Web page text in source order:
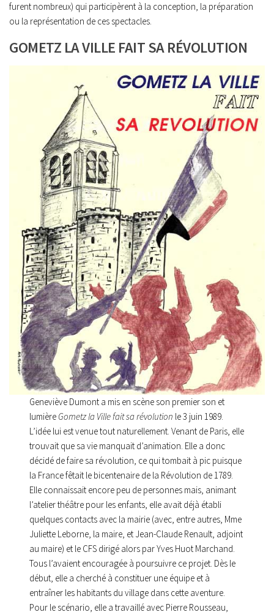
furent nombreux) qui participèrent à la conception, la préparation
ou la représentation de ces spectacles.
GOMETZ LA VILLE FAIT SA RÉVOLUTION
Geneviève Dumont a mis en scène son premier son et
lumièreGometz la Ville fait sa révolution le 3 juin 1989.
L’idée lui est venue tout naturellement. Venant de Paris, elle
trouvait que sa vie manquait d’animation. Elle a donc
décidé de faire sa révolution, ce qui tombait à pic puisque
la France fêtait le bicentenaire de la Révolution de 1789.
Elle connaissait encore peu de personnes mais, animant
l’atelier théâtre pour les enfants, elle avait déjà établi
quelques contacts avec la mairie (avec, entre autres, Mme
Juliette Leborne, la maire, et Jean-Claude Renault, adjoint
au maire) et le CFS dirigé alors par Yves Huot Marchand.
Tous l’avaient encouragée à poursuivre ce projet. Dès le
début, elle a cherché à constituer une équipe et à
entraîner les habitants du village dans cette aventure.
Pour le scénario, elle a travaillé avec Pierre Rousseau,